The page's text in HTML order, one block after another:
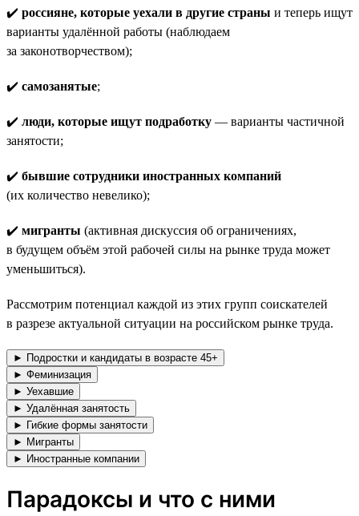
✔️ россияне, которые уехали в другие страны и теперь ищут
варианты удалённой работы (наблюдаем
за законотворчеством);
✔️ самозанятые;
✔️ люди, которые ищут подработку — варианты частичной
занятости;
✔️ бывшие сотрудники иностранных компаний
(их количество невелико);
✔️ мигранты (активная дискуссия об ограничениях,
в будущем объём этой рабочей силы на рынке труда может
уменьшиться).
Рассмотрим потенциал каждой из этих групп соискателей
в разрезе актуальной ситуации на российском рынке труда.
► Подростки и кандидаты в возрасте 45+
► Феминизация
► Уехавшие
► Удалённая занятость
► Гибкие формы занятости
► Мигранты
► Иностранные компании
Парадоксы и что с ними